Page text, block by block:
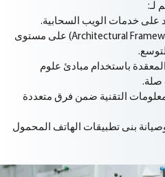
لـ:
على خدمات الويب السحابية.
• تنفيذ أطر عمل معمارية (Architectural Frameworks) على مستوى
باستخدام مبادئ علوم
التقنية ضمن فرق متعددة
بنى تطبيقات الهاتف المحمول